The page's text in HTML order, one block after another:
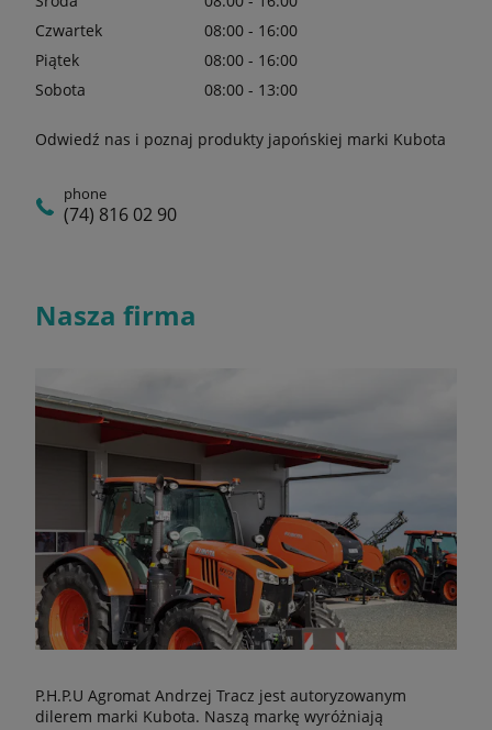
Czwartek
08:00 - 16:00
Piątek
08:00 - 16:00
Sobota
08:00 - 13:00
Odwiedź nas i poznaj produkty japońskiej marki Kubota
phone
(74) 816 02 90
Nasza firma
P.H.P.U Agromat Andrzej Tracz jest autoryzowanym
dilerem marki Kubota. Naszą markę wyróżniają